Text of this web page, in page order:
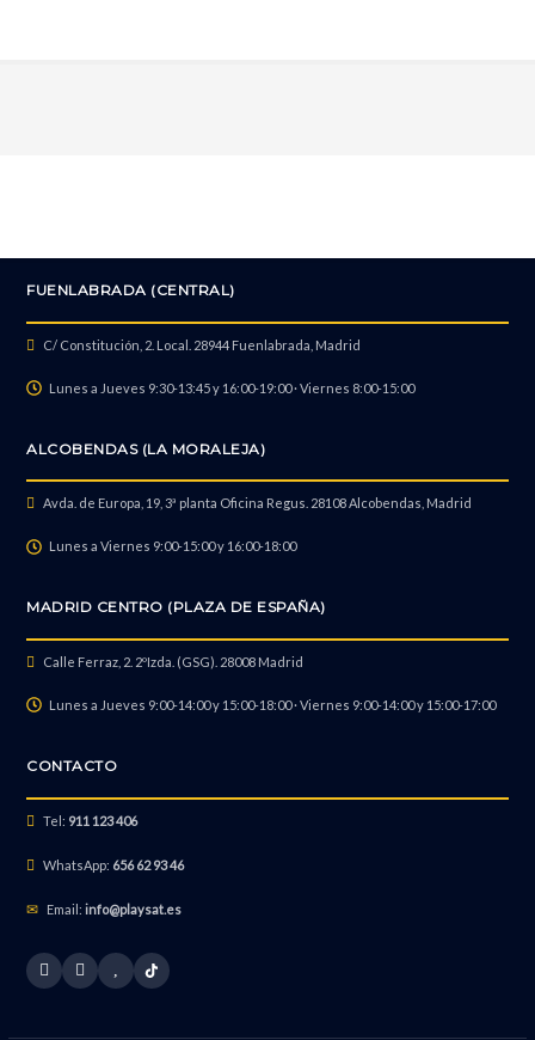
FUENLABRADA (CENTRAL)
C/ Constitución, 2. Local. 28944 Fuenlabrada, Madrid
Lunes a Jueves 9:30-13:45 y 16:00-19:00 · Viernes 8:00-15:00
ALCOBENDAS (LA MORALEJA)
Avda. de Europa, 19, 3ª planta Oficina Regus. 28108 Alcobendas, Madrid
Lunes a Viernes 9:00-15:00 y 16:00-18:00
MADRID CENTRO (PLAZA DE ESPAÑA)
Calle Ferraz, 2. 2ºIzda. (GSG). 28008 Madrid
Lunes a Jueves 9:00-14:00 y 15:00-18:00 · Viernes 9:00-14:00 y 15:00-17:00
CONTACTO
Tel: 911 123 406
WhatsApp: 656 62 93 46
Email:info@playsat.es